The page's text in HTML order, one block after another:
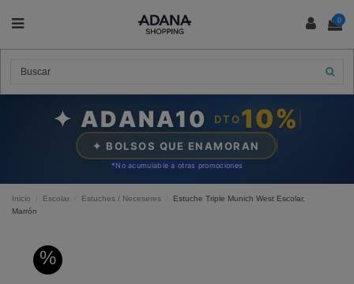
0
✦ ADANA10 DTO10%
✦ BOLSOS QUE ENAMORAN
*No acumulable a otras promociones
Inicio Escolar Estuches / Neceseres
Estuche Triple Munich West Escolar,
Marrón
%